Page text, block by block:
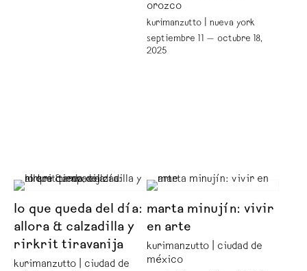
orozco
kurimanzutto | nueva york
septiembre 11 — octubre 18,
2025
lo que queda del día:
allora & calzadilla y
rirkrit tiravanija
kurimanzutto | ciudad de
marta minujín: vivir
en arte
kurimanzutto | ciudad de
méxico